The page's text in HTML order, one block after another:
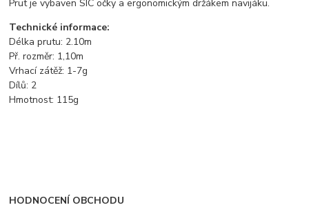
Prut je vybaven SIC očky a ergonomickým držákem navijáku.
Technické informace:
Délka prutu: 2.10m
Př. rozměr: 1,10m
Vrhací zátěž: 1-7g
Dílů: 2
Hmotnost: 115g
HODNOCENÍ OBCHODU